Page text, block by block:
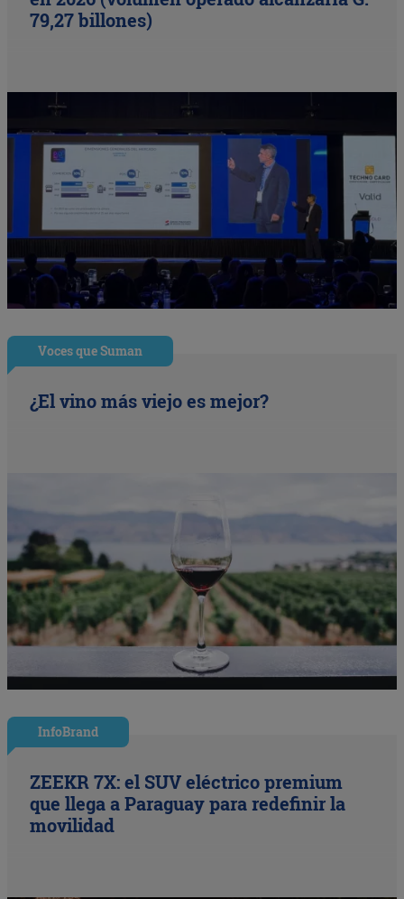
79,27 billones)
Voces que Suman
¿El vino más viejo es mejor?
InfoBrand
ZEEKR 7X: el SUV eléctrico premium
que llega a Paraguay para redefinir la
movilidad